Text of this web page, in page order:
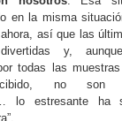
en la misma
así que las
y,
todas las
no son
lo estresante ha